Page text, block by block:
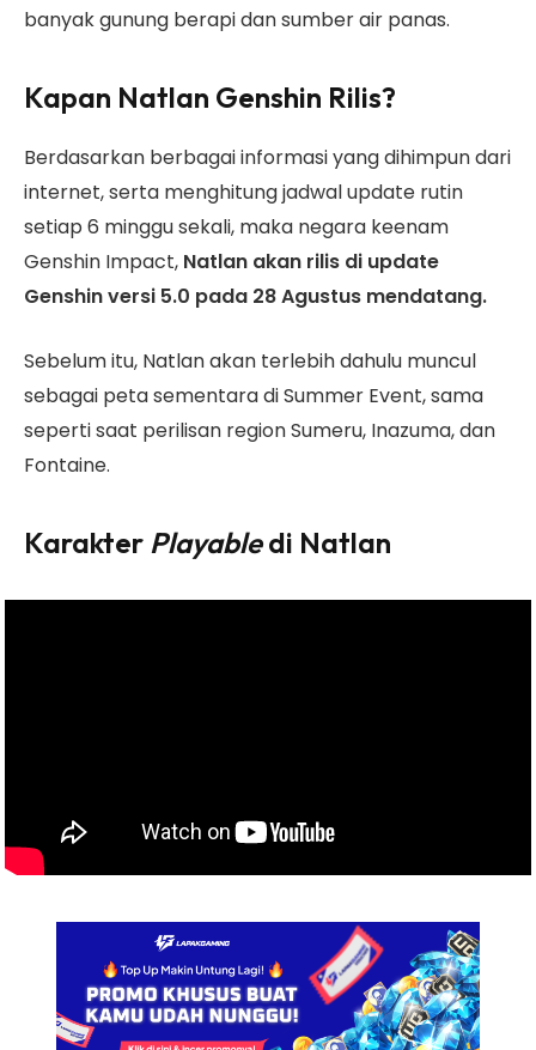
banyak gunung berapi dan sumber air panas.
Kapan Natlan Genshin Rilis?
Berdasarkan berbagai informasi yang dihimpun dari
internet, serta menghitung jadwal update rutin
setiap 6 minggu sekali, maka negara keenam
Genshin Impact, Natlan akan rilis di update
Genshin versi 5.0 pada 28 Agustus mendatang.
Sebelum itu, Natlan akan terlebih dahulu muncul
sebagai peta sementara di Summer Event, sama
seperti saat perilisan region Sumeru, Inazuma, dan
Fontaine.
Karakter Playabledi Natlan